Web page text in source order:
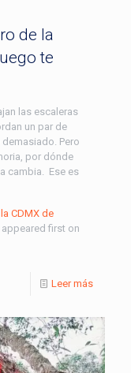
de la
te
las escaleras
un par de
Pero
por dónde
cambia. Ese es
CDMX de
appeared first on
Leer más